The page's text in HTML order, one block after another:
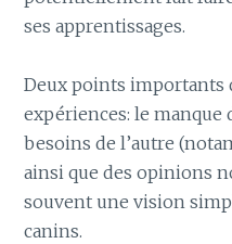
ses apprentissages.
Deux points importants
expériences: le manque
besoins de l’autre
ainsi que des opinions
souvent une vision
canins.